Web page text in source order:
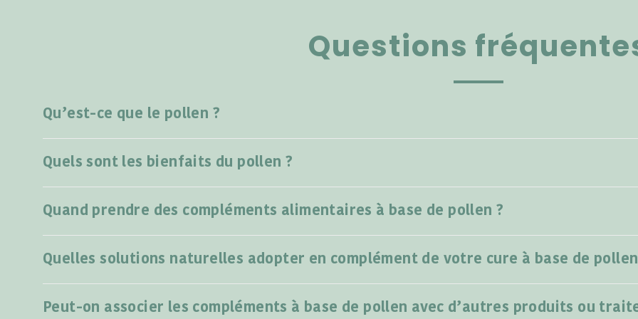
Questions
Qu’est-ce que le pollen ?
Quels sont les bienfaits du pollen ?
Quand prendre des compléments alimentaires à base de pollen ?
Quelles solutions naturelles adopter en complément de votre cure à base de pollen
Peut-on associer les compléments à base de pollen avec d’autres produits ou